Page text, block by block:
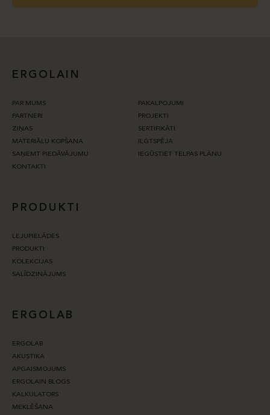
ERGOLAIN
PAR MUMS
PAKALPOJUMI
PARTNERI
PROJEKTI
ZIŅAS
SERTIFIKĀTI
MATERIĀLU KOPŠANA
ILGTSPĒJA
SAŅEMT PIEDĀVĀJUMU
IEGŪSTIET TELPAS PLĀNU
KONTAKTI
PRODUKTI
LEJUPIELĀDES
PRODUKTI
KOLEKCIJAS
SALĪDZINĀJUMS
ERGOLAB
ERGOLAB
AKUSTIKA
APGAISMOJUMS
ERGOLAIN BLOGS
KALKULATORS
MEKLĒŠANA